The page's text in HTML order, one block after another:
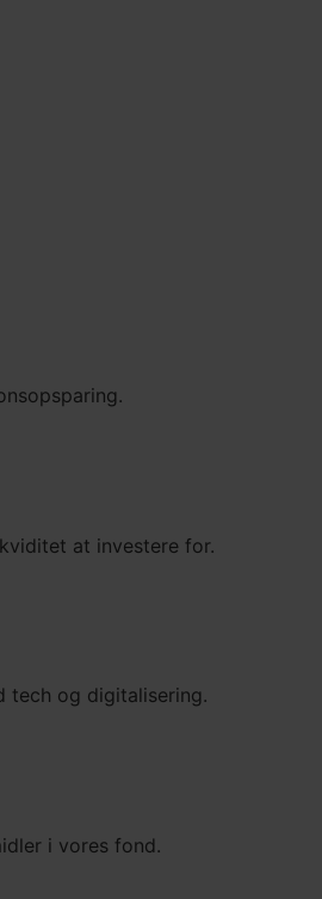
at investere for.
tech og digitalisering.
i vores fond.